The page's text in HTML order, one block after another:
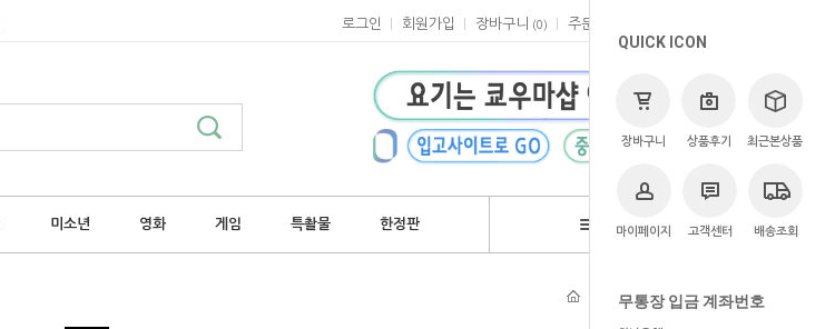
로그인 회원가입 장바구니 (0 ) 주문
미소년 영화 게임 특촬물 한정판 브랜드
QUICK ICON
장바구니 상품후기 최근본상품
마이페이지 고객센터 배송조회
무통장 입금 계좌번호
애니 >죠죠의 기묘한 모험